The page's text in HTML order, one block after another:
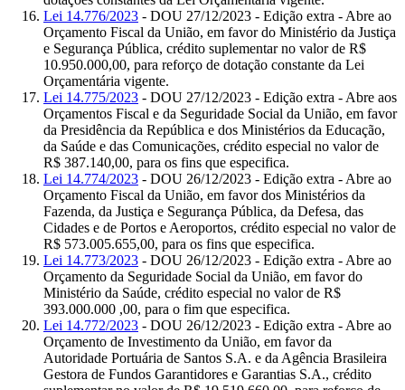
Lei 14.776/2023 - DOU 27/12/2023 - Edição extra - Abre ao
Orçamento Fiscal da União, em favor do Ministério da Justiça
e Segurança Pública, crédito suplementar no valor de R$
10.950.000,00, para reforço de dotação constante da Lei
Orçamentária vigente.
Lei 14.775/2023 - DOU 27/12/2023 - Edição extra - Abre aos
Orçamentos Fiscal e da Seguridade Social da União, em favor
da Presidência da República e dos Ministérios da Educação,
da Saúde e das Comunicações, crédito especial no valor de
R$ 387.140,00, para os fins que especifica.
Lei 14.774/2023 - DOU 26/12/2023 - Edição extra - Abre ao
Orçamento Fiscal da União, em favor dos Ministérios da
Fazenda, da Justiça e Segurança Pública, da Defesa, das
Cidades e de Portos e Aeroportos, crédito especial no valor de
R$ 573.005.655,00, para os fins que especifica.
Lei 14.773/2023 - DOU 26/12/2023 - Edição extra - Abre ao
Orçamento da Seguridade Social da União, em favor do
Ministério da Saúde, crédito especial no valor de R$
393.000.000 ,00, para o fim que especifica.
Lei 14.772/2023 - DOU 26/12/2023 - Edição extra - Abre ao
Orçamento de Investimento da União, em favor da
Autoridade Portuária de Santos S.A. e da Agência Brasileira
Gestora de Fundos Garantidores e Garantias S.A., crédito